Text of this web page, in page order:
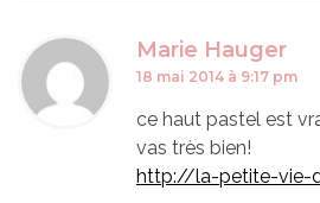
Marie Hauger
18 mai 2014 à 9:17 pm
ce haut pastel est
vas très bien!
http://la-petite-vie-